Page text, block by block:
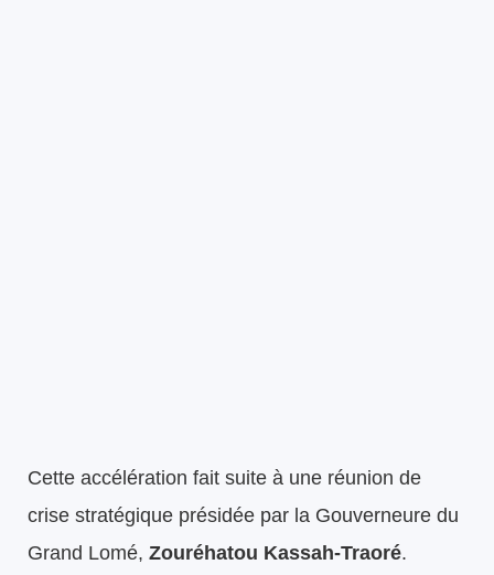
Cette accélération fait suite à une réunion de
crise stratégique présidée par la Gouverneure du
Grand Lomé, Zouréhatou Kassah-Traoré.